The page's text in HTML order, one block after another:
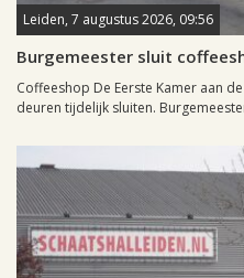
Leiden, 7 augustus 2026, 09:56
Burgemeester sluit
Coffeeshop De Eerste Kamer aan
deuren tijdelijk sluiten.